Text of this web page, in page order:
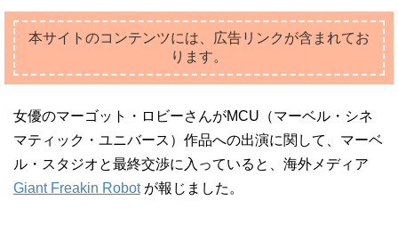
本サイトのコンテンツには、広告リンクが含まれてお
ります。
女優のマーゴット・ロビーさんがMCU（マーベル・シネ
マティック・ユニバース）作品への出演に関して、マーベ
ル・スタジオと最終交渉に入っていると、海外メディア
Giant Freakin Robotが報じました。